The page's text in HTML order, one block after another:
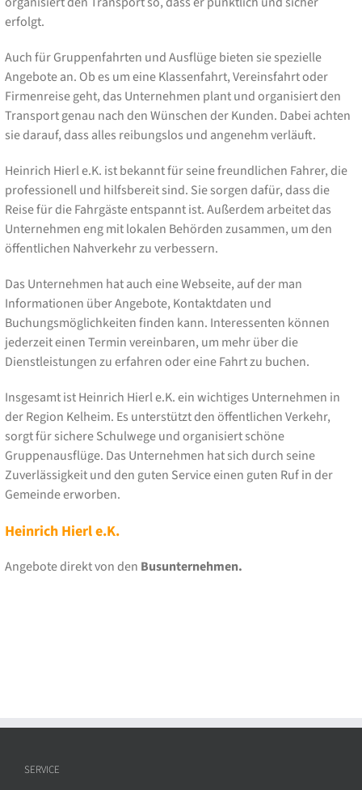
erfolgt.
Auch für Gruppenfahrten und Ausflüge bieten sie spezielle
Angebote an. Ob es um eine Klassenfahrt, Vereinsfahrt oder
Firmenreise geht, das Unternehmen plant und organisiert den
Transport genau nach den Wünschen der Kunden. Dabei achten
sie darauf, dass alles reibungslos und angenehm verläuft.
Heinrich Hierl e.K. ist bekannt für seine freundlichen Fahrer, die
professionell und hilfsbereit sind. Sie sorgen dafür, dass die
Reise für die Fahrgäste entspannt ist. Außerdem arbeitet das
Unternehmen eng mit lokalen Behörden zusammen, um den
öffentlichen Nahverkehr zu verbessern.
Das Unternehmen hat auch eine Webseite, auf der man
Informationen über Angebote, Kontaktdaten und
Buchungsmöglichkeiten finden kann. Interessenten können
jederzeit einen Termin vereinbaren, um mehr über die
Dienstleistungen zu erfahren oder eine Fahrt zu buchen.
Insgesamt ist Heinrich Hierl e.K. ein wichtiges Unternehmen in
der Region Kelheim. Es unterstützt den öffentlichen Verkehr,
sorgt für sichere Schulwege und organisiert schöne
Gruppenausflüge. Das Unternehmen hat sich durch seine
Zuverlässigkeit und den guten Service einen guten Ruf in der
Gemeinde erworben.
Heinrich Hierl e.K.
Angebote direkt von den Busunternehmen.
SERVICE